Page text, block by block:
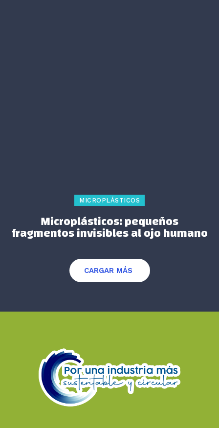
MICROPLÁSTICOS
Microplásticos: pequeños
fragmentos invisibles al ojo humano
CARGAR MÁS